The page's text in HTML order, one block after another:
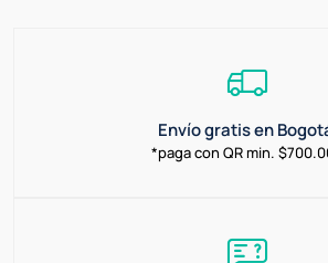
Envío gratis en
*paga con QR min.